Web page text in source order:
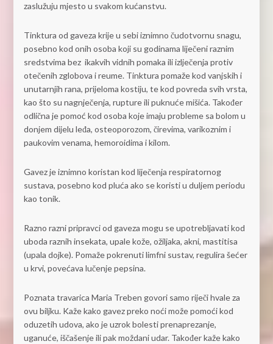
zaslužuju mjesto u svakom kućanstvu.
Tinktura od gaveza krije u sebi iznimno čudotvornu snagu,
posebno kod onih osoba koji su godinama liječeni raznim
sredstvima bez ikakvih vidnih pomaka ili izlječenja protiv
otečenih zglobova i reume. Tinktura pomaže kod vanjskih i
unutarnjih rana, prijeloma kostiju, te kod povreda svih vrsta,
kao što su nagnječenja, rupture ili puknuće mišića. Također
odlična je pomoć kod osoba koje imaju probleme sa bolom u
donjem dijelu leđa, osteoporozom, čirevima, varikoznim i
paukovim venama, hemoroidima i kilom.
Gavez je iznimno koristan kod liječenja respiratornog
sustava, posebno kod pluća ako se koristi u duljem periodu
kao tonik.
Razno razni pripravci od gaveza mogu se upotrebljavati kod
uboda raznih insekata, upale kože, ožiljaka, akni, mastitisa
(upala dojke). Pomaže pokrenuti limfni sustav, regulira šećer
u krvi, povećava lučenje pepsina.
Poznata travarica Maria Treben govori samo riječi hvale za
ovu biljku. Kaže kako gavez preko noći može pomoći kod
oduzetih udova, ako je uzrok bolesti prenaprezanje,
uganuće, iščašenje ili pak moždani udar. Također kaže kako